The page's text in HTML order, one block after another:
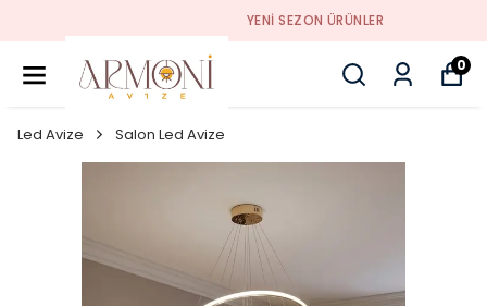
YENI SEZON ÜRÜNLER
0
Led Avize Salon Led Avize